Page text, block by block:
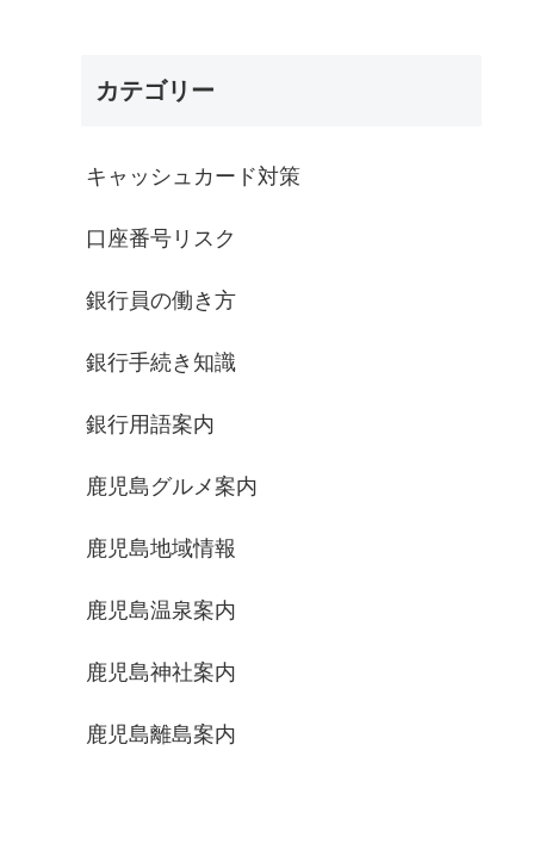
カテゴリー
キャッシュカード対策
口座番号リスク
銀行員の働き方
銀行手続き知識
銀行用語案内
鹿児島グルメ案内
鹿児島地域情報
鹿児島温泉案内
鹿児島神社案内
鹿児島離島案内